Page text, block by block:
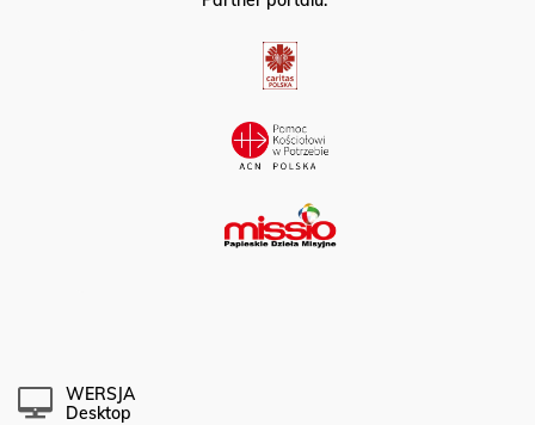
Partner portalu:
WERSJA